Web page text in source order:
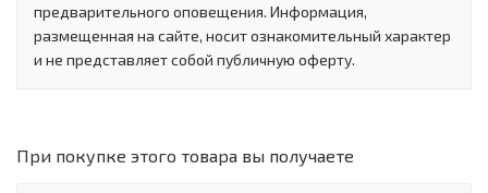
предварительного оповещения. Информация,
размещенная на сайте, носит ознакомительный характер
и не представляет собой публичную оферту.
При покупке этого товара вы получаете